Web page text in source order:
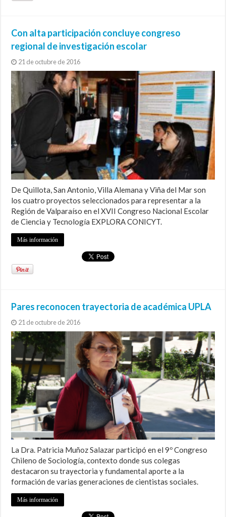
Con alta participación concluye congreso
regional de investigación escolar
21 de octubre de 2016
De Quillota, San Antonio, Villa Alemana y Viña del Mar son
los cuatro proyectos seleccionados para representar a la
Región de Valparaíso en el XVII Congreso Nacional Escolar
de Ciencia y Tecnología EXPLORA CONICYT.
Más información
Pares reconocen trayectoria de académica UPLA
21 de octubre de 2016
La Dra. Patricia Muñoz Salazar participó en el 9º Congreso
Chileno de Sociología, contexto donde sus colegas
destacaron su trayectoria y fundamental aporte a la
formación de varias generaciones de cientistas sociales.
Más información